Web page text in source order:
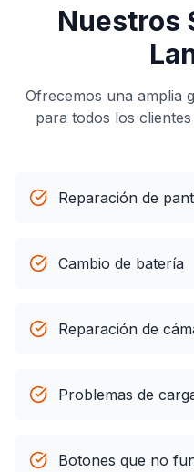
Nuestros
Ofrecemos una amplia
para todos los clientes
Reparación de
Cambio de batería
Reparación de
Problemas de
Botones que no